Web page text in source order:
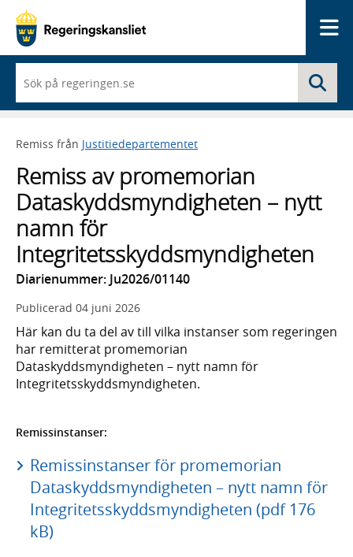
du
börjar
skriva
framträder
lista
med
sökförslag
Remiss från Justitiedepartementet
Remiss av promemorian
Dataskyddsmyndigheten – nytt
namn för
Integritetsskyddsmyndigheten
Diarienummer: Ju2026/01140
Publicerad 04 juni 2026
Här kan du ta del av till vilka instanser som regeringen
har remitterat promemorian
Dataskyddsmyndigheten – nytt namn för
Integritetsskyddsmyndigheten.
Remissinstanser:
Remissinstanser för promemorian
Dataskyddsmyndigheten – nytt namn för
Integritetsskyddsmyndigheten (pdf 176
kB)